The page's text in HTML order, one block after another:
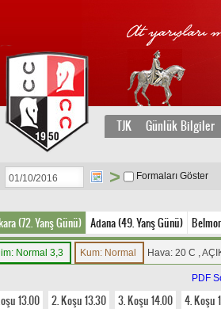
TJK Günlük Bilgiler
> Formaları Göster
(72. Yarış Günü) Adana (49. Yarış Günü)
Normal 3,3 Kum: Normal Hava: 20 C ,
PDF
13.00 2. Koşu 13.30 3. Koşu 14.00 4. Koşu